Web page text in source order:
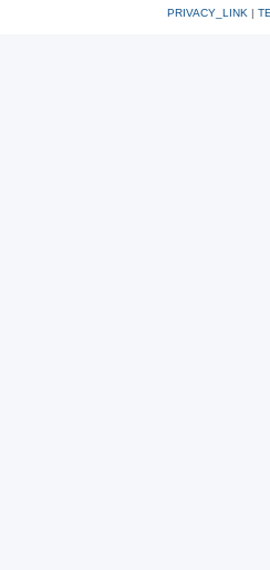
PRIVACY_LINK |